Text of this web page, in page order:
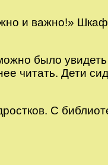
и важно!»
было
читать. Дети
С